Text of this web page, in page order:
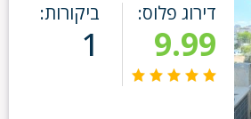
דירוג פלוס:
9.99
ביקורות:
1